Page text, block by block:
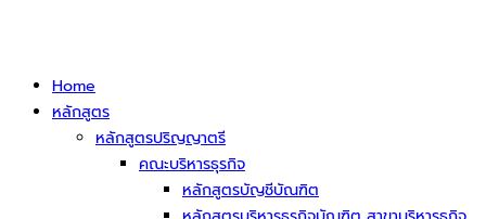
Home
หลักสูตร
หลักสูตรปริญญาตรี
คณะบริหารธุรกิจ
หลักสูตรบัญชีบัณฑิต